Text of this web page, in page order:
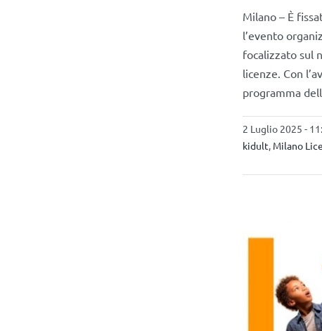
Milano – È
l’evento
focalizzato sul
licenze. Con
programma
2 Luglio 2025 -
kidult, Milano